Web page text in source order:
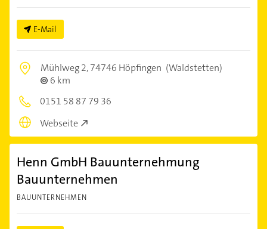
E-Mail
Mühlweg 2,74746 Höpfingen (Waldstetten)
6 km
0151 58 87 79 36
Webseite
Henn GmbH Bauunternehmung
Bauunternehmen
BAUUNTERNEHMEN